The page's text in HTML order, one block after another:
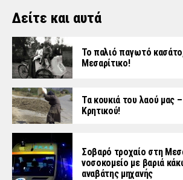
Δείτε και αυτά
Το παλιό παγωτό
Μεσαρίτικο!
Τα κουκιά του λαού μας
Κρητικού!
Σοβαρό τροχαίο στη
νοσοκομείο με βαριά
αναβάτης μηχανής